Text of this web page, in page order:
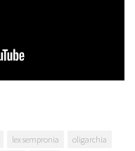
lex sempronia
oligarchia